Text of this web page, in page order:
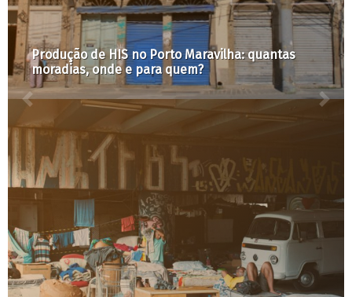
Mudanças no Bilhete Único vão na contramão da
ampliação do acesso à cidade